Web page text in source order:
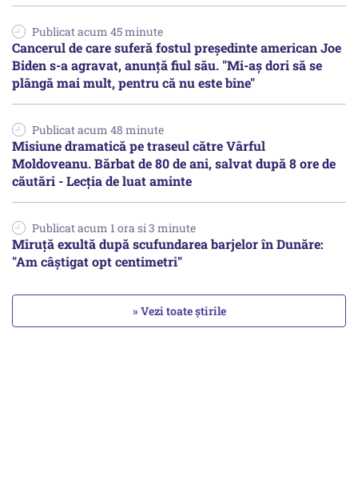
Publicat acum 45 minute
Cancerul de care suferă fostul preşedinte american Joe
Biden s-a agravat, anunță fiul său. "Mi-aș dori să se
plângă mai mult, pentru că nu este bine"
Publicat acum 48 minute
Misiune dramatică pe traseul către Vârful
Moldoveanu. Bărbat de 80 de ani, salvat după 8 ore de
căutări - Lecția de luat aminte
Publicat acum 1 ora si 3 minute
Miruță exultă după scufundarea barjelor în Dunăre:
"Am câștigat opt centimetri"
» Vezi toate știrile